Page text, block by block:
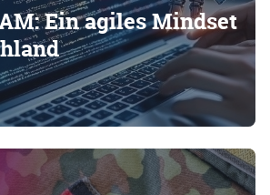
Ein agiles Mindset